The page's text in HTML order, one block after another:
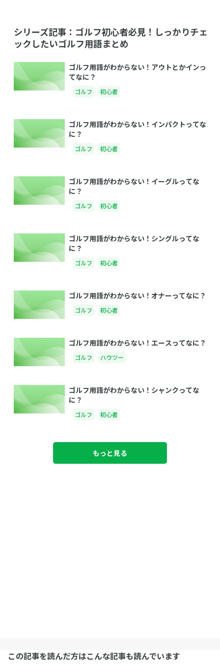
シリーズ記事：ゴルフ初心者必見！しっかりチェ
ックしたいゴルフ用語まとめ
ゴルフ用語がわからない！アウトとかインっ
てなに？
ゴルフ 初心者
ゴルフ用語がわからない！インパクトってな
に？
ゴルフ 初心者
ゴルフ用語がわからない！イーグルってな
に？
ゴルフ 初心者
ゴルフ用語がわからない！シングルってな
に？
ゴルフ 初心者
ゴルフ用語がわからない！オナーってなに？
ゴルフ 初心者
ゴルフ用語がわからない！エースってなに？
ゴルフ ハウツー
ゴルフ用語がわからない！シャンクってな
に？
ゴルフ 初心者
もっと見る
この記事を読んだ方はこんな記事も読んでいます